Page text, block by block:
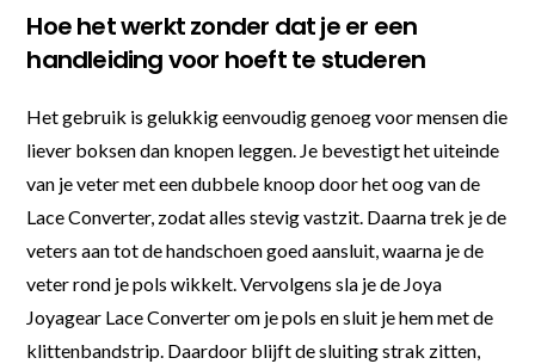
Hoe het werkt zonder dat je er een
handleiding voor hoeft te studeren
Het gebruik is gelukkig eenvoudig genoeg voor mensen die
liever boksen dan knopen leggen. Je bevestigt het uiteinde
van je veter met een dubbele knoop door het oog van de
Lace Converter, zodat alles stevig vastzit. Daarna trek je de
veters aan tot de handschoen goed aansluit, waarna je de
veter rond je pols wikkelt. Vervolgens sla je de Joya
Joyagear Lace Converter om je pols en sluit je hem met de
klittenbandstrip. Daardoor blijft de sluiting strak zitten,